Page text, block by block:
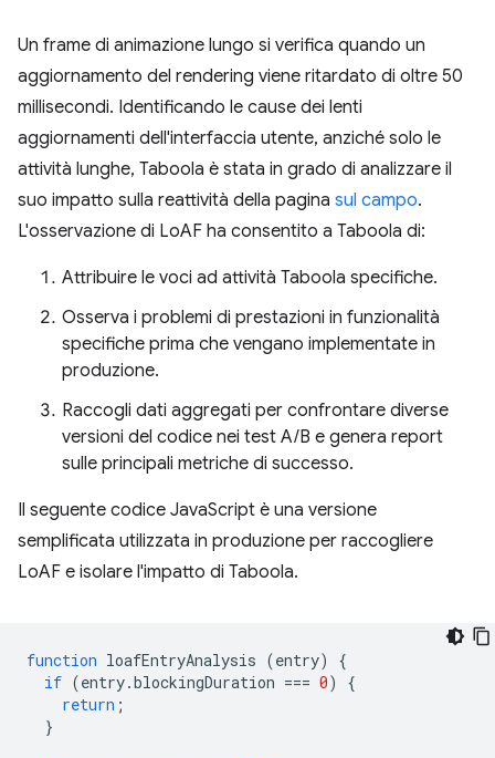
Un frame di animazione lungo si verifica quando un
aggiornamento del rendering viene ritardato di oltre 50
millisecondi. Identificando le cause dei lenti
aggiornamenti dell'interfaccia utente, anziché solo le
attività lunghe, Taboola è stata in grado di analizzare il
suo impatto sulla reattività della pagina sul campo.
L'osservazione di LoAF ha consentito a Taboola di:
Attribuire le voci ad attività Taboola specifiche.
Osserva i problemi di prestazioni in funzionalità
specifiche prima che vengano implementate in
produzione.
Raccogli dati aggregati per confrontare diverse
versioni del codice nei test A/B e genera report
sulle principali metriche di successo.
Il seguente codice JavaScript è una versione
semplificata utilizzata in produzione per raccogliere
LoAF e isolare l'impatto di Taboola.
function loafEntryAnalysis (entry)
{
if (entry.blockingDuration === 0)
{
return ;
}